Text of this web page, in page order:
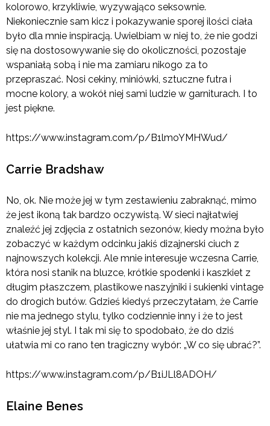
kolorowo, krzykliwie, wyzywająco seksownie.
Niekoniecznie sam kicz i pokazywanie sporej ilości ciała
było dla mnie inspiracją. Uwielbiam w niej to, że nie godzi
się na dostosowywanie się do okoliczności, pozostaje
wspaniałą sobą i nie ma zamiaru nikogo za to
przepraszać. Nosi cekiny, miniówki, sztuczne futra i
mocne kolory, a wokół niej sami ludzie w garniturach. I to
jest piękne.
https://www.instagram.com/p/B1lmoYMHWud/
Carrie Bradshaw
No, ok. Nie może jej w tym zestawieniu zabraknąć, mimo
że jest ikoną tak bardzo oczywistą. W sieci najłatwiej
znaleźć jej zdjęcia z ostatnich sezonów, kiedy można było
zobaczyć w każdym odcinku jakiś dizajnerski ciuch z
najnowszych kolekcji. Ale mnie interesuje wczesna Carrie,
która nosi stanik na bluzce, krótkie spodenki i kaszkiet z
długim płaszczem, plastikowe naszyjniki i sukienki vintage
do drogich butów. Gdzieś kiedyś przeczytałam, że Carrie
nie ma jednego stylu, tylko codziennie inny i że to jest
właśnie jej styl. I tak mi się to spodobało, że do dziś
ułatwia mi co rano ten tragiczny wybór: „W co się ubrać?”.
https://www.instagram.com/p/B1iJLl8ADOH/
Elaine Benes